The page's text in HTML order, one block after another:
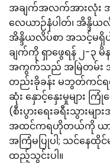
အချက်အလက်အားလုံး
လေယာဉ်နံပါတ်၊ အိန္ဒိယ
အိန္ဒိယလိပ်စာ အသင့်
ချက်ကို ရှာဖွေရန် ၂-၃
အကွက်သည် အမြဲတမ်း
တည်းခိုခန်း မဘွတ်ကင်ရ
ဆုံး နှောင့်နှေးမှုများ
(စီးပွားရေးခရီးသွား
အထင်ကရဟိုတယ်ကို ယာယီ
အကြံမပြုပါ; သင်နေ
ထည့်သွင်းပါ။